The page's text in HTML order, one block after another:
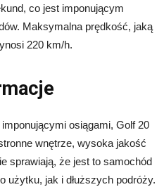
co jest imponującym
Maksymalna prędkość, jaką
220 km/h.
osiągami, Golf 20
wnętrze, wysoka jakość
sprawiają, że jest to samochód
użytku, jak i dłuższych podróży.